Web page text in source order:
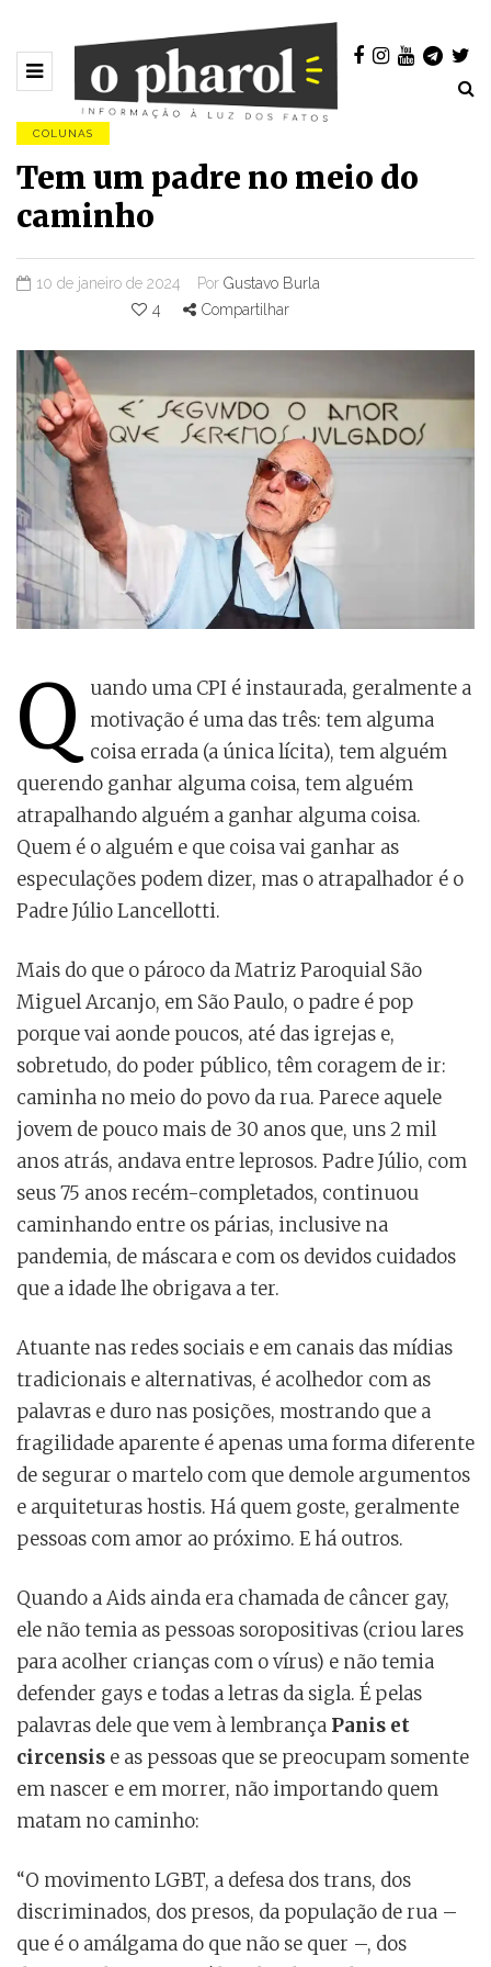
COLUNAS
Tem um padre no meio do
caminho
10 de janeiro de 2024 Por Gustavo Burla
4
Compartilhar
Q
uando uma CPI é instaurada, geralmente a
motivação é uma das três: tem alguma
coisa errada (a única lícita), tem alguém
querendo ganhar alguma coisa, tem alguém
atrapalhando alguém a ganhar alguma coisa.
Quem é o alguém e que coisa vai ganhar as
especulações podem dizer, mas o atrapalhador é o
Padre Júlio Lancellotti.
Mais do que o pároco da Matriz Paroquial São
Miguel Arcanjo, em São Paulo, o padre é pop
porque vai aonde poucos, até das igrejas e,
sobretudo, do poder público, têm coragem de ir:
caminha no meio do povo da rua. Parece aquele
jovem de pouco mais de 30 anos que, uns 2 mil
anos atrás, andava entre leprosos. Padre Júlio, com
seus 75 anos recém-completados, continuou
caminhando entre os párias, inclusive na
pandemia, de máscara e com os devidos cuidados
que a idade lhe obrigava a ter.
Atuante nas redes sociais e em canais das mídias
tradicionais e alternativas, é acolhedor com as
palavras e duro nas posições, mostrando que a
fragilidade aparente é apenas uma forma diferente
de segurar o martelo com que demole argumentos
e arquiteturas hostis. Há quem goste, geralmente
pessoas com amor ao próximo. E há outros.
Quando a Aids ainda era chamada de câncer gay,
ele não temia as pessoas soropositivas (criou lares
para acolher crianças com o vírus) e não temia
defender gays e todas a letras da sigla. É pelas
palavras dele que vem à lembrança Panis et
circensis e as pessoas que se preocupam somente
em nascer e em morrer, não importando quem
matam no caminho:
“O movimento LGBT, a defesa dos trans, dos
discriminados, dos presos, da população de rua –
que é o amálgama do que não se quer –, dos